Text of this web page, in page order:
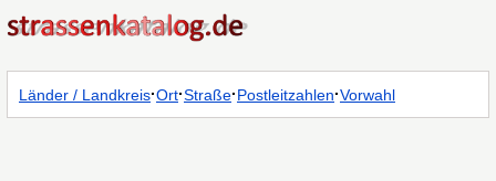
Länder / Landkreis·Ort·Straße·Postleitzahlen·Vorwahl